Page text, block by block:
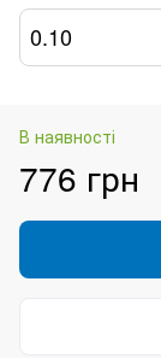
0.10
В наявності
776 грн